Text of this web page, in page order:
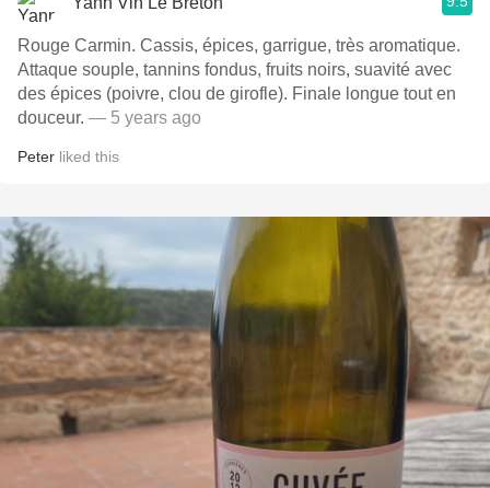
Rouge Carmin. Cassis, épices, garrigue, très aromatique.
Attaque souple, tannins fondus, fruits noirs, suavité avec
des épices (poivre, clou de girofle). Finale longue tout en
douceur. — 5 years ago
Peter liked this